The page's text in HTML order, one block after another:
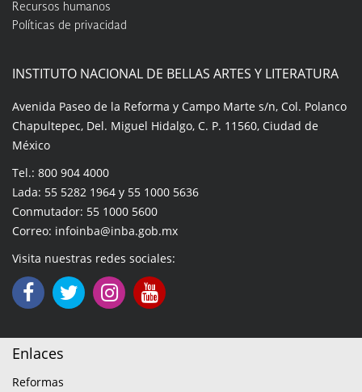
Recursos humanos
Políticas de privacidad
INSTITUTO NACIONAL DE BELLAS ARTES Y LITERATURA
Avenida Paseo de la Reforma y Campo Marte s/n, Col. Polanco
Chapultepec, Del. Miguel Hidalgo, C. P. 11560, Ciudad de
México
Tel.: 800 904 4000
Lada: 55 5282 1964 y 55 1000 5636
Conmutador: 55 1000 5600
Correo: infoinba@inba.gob.mx
Visita nuestras redes sociales:
Enlaces
Reformas